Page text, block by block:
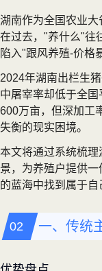
湖南作为全国农业
在过去，"养什么"往
陷入"跟风养殖-价格
2024年湖南出栏生
中屠宰率却低于全
600万亩，但深加工
失衡的现实困境。
本文将通过系统梳
景，为养殖户提供
的蓝海中找到属于自
一、传统